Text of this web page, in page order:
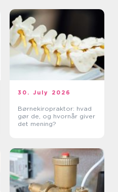
30. July 2026
Børnekiropraktor: hvad
gør de, og hvornår giver
det mening?